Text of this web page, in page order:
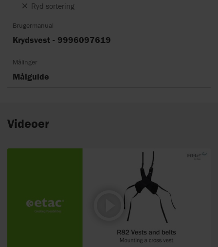
Ryd sortering
Brugermanual
Krydsvest - 9996097619
Målinger
Målguide
Videoer